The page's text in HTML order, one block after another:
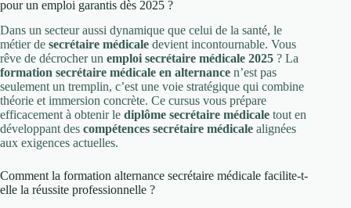
pour un emploi garantis dès 2025 ?
Dans un secteur aussi dynamique que celui de la santé, le
métier de secrétaire médicale devient incontournable. Vous
rêve de décrocher un emploi secrétaire médicale 2025 ? La
formation secrétaire médicale en alternance n’est pas
seulement un tremplin, c’est une voie stratégique qui combine
théorie et immersion concrète. Ce cursus vous prépare
efficacement à obtenir le diplôme secrétaire médicale tout en
développant des compétences secrétaire médicale alignées
aux exigences actuelles.
Comment la formation alternance secrétaire médicale facilite-t-
elle la réussite professionnelle ?